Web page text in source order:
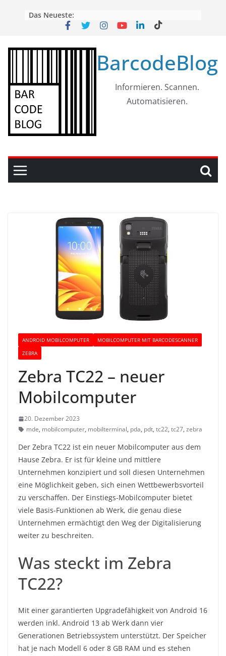
Das Neueste:
BarcodeBlog
Informieren. Scannen.
Automatisieren.
ANDROID MOBILCOMPUTER
MOBILCOMPUTER MIT BARCODESCANNER
ZEBRA
Zebra TC22 – neuer
Mobilcomputer
20. Dezember 2023
mde, mobilcomputer, mobilterminal, pda, pdt, tc22, tc27, zebra
Der Zebra TC22 ist ein neuer Mobilcomputer aus dem
Hause Zebra. Er ist für kleine und mittlere
Unternehmen konzipiert und soll diesen Unternehmen
eine Möglichkeit geben, sich einen Wettbewerbsvorteil
zu verschaffen. Der Einstiegs-Mobilcomputer bietet
viele Basis-Funktionen ab Werk, die genau diese
Unternehmen ermächtigt den Weg der Digitalisierung
weiter zu beschreiten.
Was steckt im Zebra
TC22?
Mit einer garantierten Upgradefähigkeit von Android 16
werden inkl. Android 13 ab Werk dann vier
Generationen Betriebssystem unterstützt. Der Speicher
hat je nach Modell 6 oder 8 GB RAM und es stehen